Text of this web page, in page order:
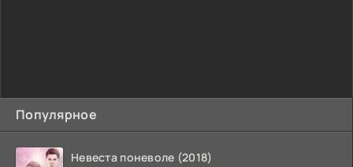
Популярное
Невеста поневоле (2018)